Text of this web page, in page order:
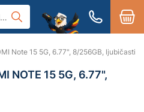
Note 15 5G, 6.77", 8/256GB, ljubičasti
NOTE 15 5G, 6.77",